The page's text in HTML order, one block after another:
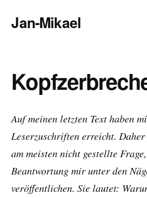
Inhalt
springen
menu
Jan-Mikael
Eder
Auf meinen letzten Text haben
Leserzuschriften erreicht.
am meisten nicht gestellte
Beantwortung mir unter den
veröffentlichen. Sie lautet: